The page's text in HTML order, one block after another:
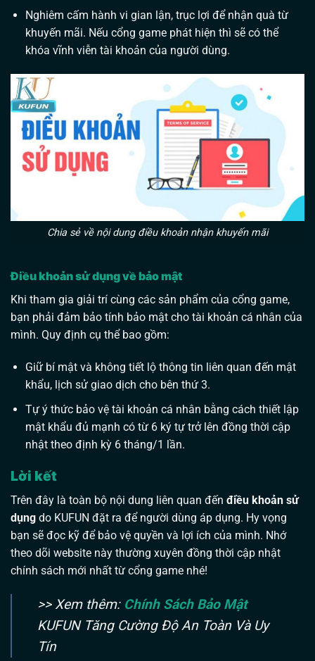
Nghiêm cấm hành vi gian lận, trục lợi để nhận quà từ
khuyến mãi. Nếu cổng game phát hiện thì sẽ có thể
khóa vĩnh viễn tài khoản của người dùng.
Chia sẻ về nội dung điều khoản nhận khuyến mãi
Điều khoản sử dụng về bảo mật
Khi tham gia giải trí cùng các sản phẩm của cổng game,
bạn phải đảm bảo tính bảo mật cho tài khoản cá nhân của
mình. Quy định cụ thể bao gồm:
Giữ bí mật và không tiết lộ thông tin liên quan đến mật
khẩu, lịch sử giao dịch cho bên thứ 3.
Tự ý thức bảo vệ tài khoản cá nhân bằng cách thiết lập
mật khẩu đủ mạnh có từ 6 ký tự trở lên đồng thời cập
nhật theo định kỳ 6 tháng/1 lần.
Lời kết
Trên đây là toàn bộ nội dung liên quan đến điều khoản sử
dụng do KUFUN đặt ra để người dùng áp dụng. Hy vọng
bạn sẽ đọc kỹ để bảo vệ quyền và lợi ích của mình. Nhớ
theo dõi website này thường xuyên đồng thời cập nhật
chính sách mới nhất từ cổng game nhé!
>> Xem thêm: Chính Sách Bảo Mật
KUFUN Tăng Cường Độ An Toàn Và Uy
Tín